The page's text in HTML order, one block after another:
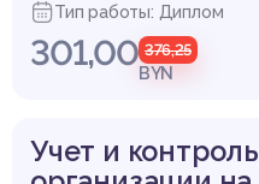
Тип работы: Диплом
301,00 376,25
BYN
Учет и